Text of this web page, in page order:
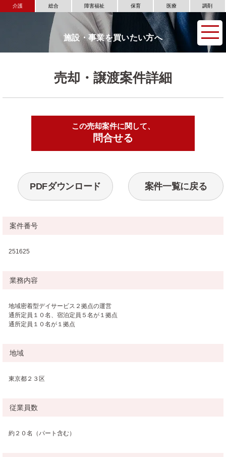
介護 総合 障害福祉 保育 医療 調剤
施設・事業を買いたい方へ
売却・譲渡案件詳細
この売却案件に関して、
問合せる
PDFダウンロード 案件一覧に戻る
案件番号
251625
業務内容
地域密着型デイサービス２拠点の運営
通所定員１０名、宿泊定員５名が１拠点
通所定員１０名が１拠点
地域
東京都２３区
従業員数
約２０名（パート含む）